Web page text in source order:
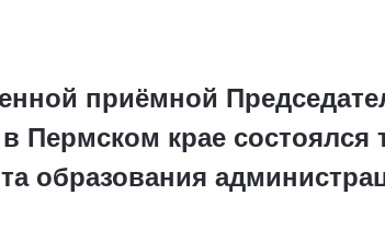
приёмной
крае состоялся
образования